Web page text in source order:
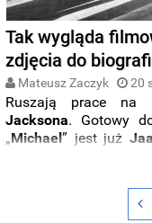
Tak wygląda
zdjęcia do
Mateusz Zaczyk 20
Ruszają prace na
Jacksona. Gotowy
„Michael” jest już
Popu”. Aktor